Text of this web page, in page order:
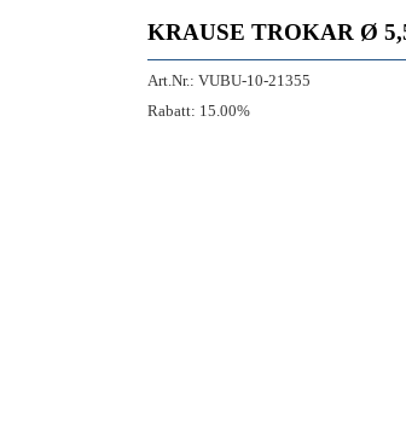
KRAUSE TROKAR Ø
Art.Nr.: VUBU-10-21355
Rabatt: 15.00%